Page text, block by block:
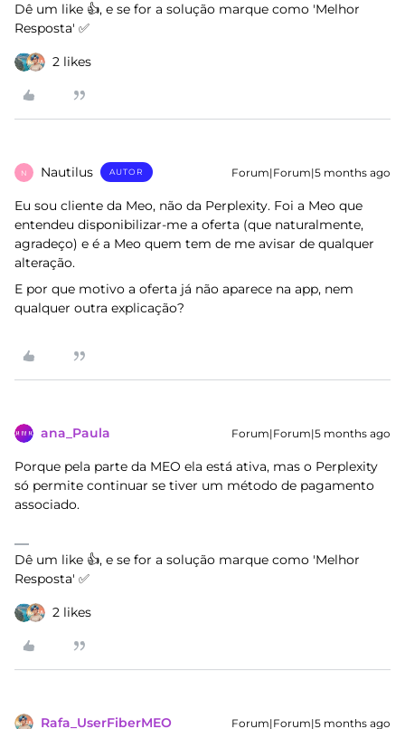
Dê um like 👍, e se for a solução marque como 'Melhor
Resposta' ✅
2 likes
N Nautilus AUTOR Forum|Forum|5 months ago
Eu sou cliente da Meo, não da Perplexity. Foi a Meo que
entendeu disponibilizar-me a oferta (que naturalmente,
agradeço) e é a Meo quem tem de me avisar de qualquer
alteração.
E por que motivo a oferta já não aparece na app, nem
qualquer outra explicação?
ana_Paula Forum|Forum|5 months ago
Porque pela parte da MEO ela está ativa, mas o Perplexity
só permite continuar se tiver um método de pagamento
associado.
Dê um like 👍, e se for a solução marque como 'Melhor
Resposta' ✅
2 likes
Rafa_UserFiberMEO Forum|Forum|5 months ago